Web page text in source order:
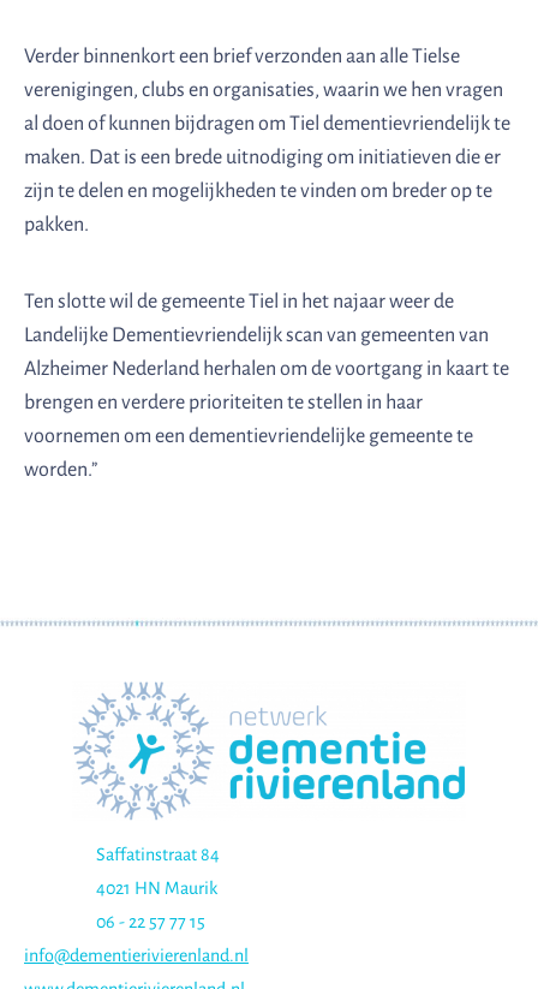
Verder binnenkort een brief verzonden aan alle Tielse
verenigingen, clubs en organisaties, waarin we hen vragen
al doen of kunnen bijdragen om Tiel dementievriendelijk te
maken. Dat is een brede uitnodiging om initiatieven die er
zijn te delen en mogelijkheden te vinden om breder op te
pakken.
Ten slotte wil de gemeente Tiel in het najaar weer de
Landelijke Dementievriendelijk scan van gemeenten van
Alzheimer Nederland herhalen om de voortgang in kaart te
brengen en verdere prioriteiten te stellen in haar
voornemen om een dementievriendelijke gemeente te
worden.”
Saffatinstraat 84
4021 HN Maurik
06 - 22 57 77 15
info@dementierivierenland.nl